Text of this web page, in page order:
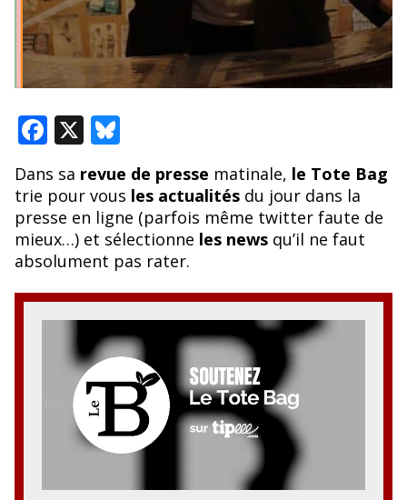
F
e
b
o
o
k
X Bl
u
e
sk
y
Dans sa revue de presse matinale, le Tote Bag
trie pour vous les actualitésdu jour dans la
presse en ligne (parfois même twitter faute de
mieux…) et sélectionne les newsqu’il ne faut
absolument pas rater.